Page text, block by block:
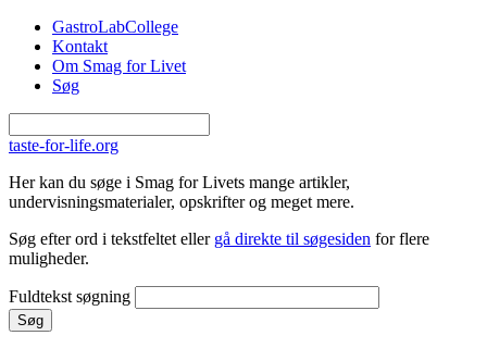
Gå til hovedindhold
GastroLabCollege
Kontakt
Om Smag for Livet
Søg
taste-for-life.org
Her kan du søge i Smag for Livets mange artikler,
undervisningsmaterialer, opskrifter og meget mere.
Søg efter ord i tekstfeltet eller gå direkte til søgesiden for flere
muligheder.
Fuldtekst søgning